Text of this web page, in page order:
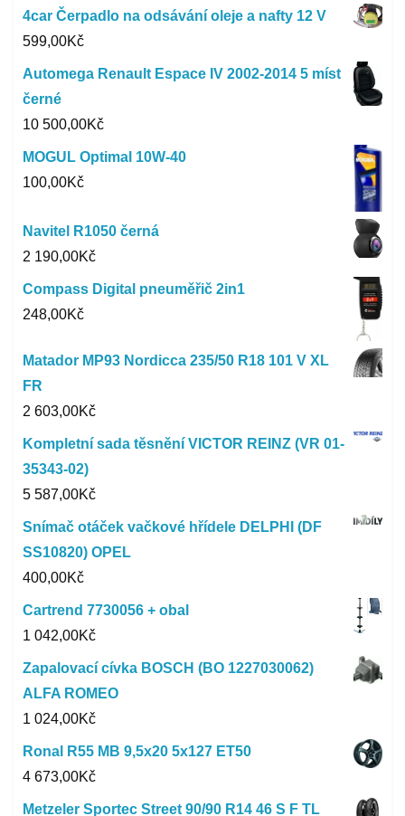
4car Čerpadlo na odsávání oleje a nafty 12 V
599,00Kč
Automega Renault Espace IV 2002-2014 5 míst
černé
10 500,00Kč
MOGUL Optimal 10W-40
100,00Kč
Navitel R1050 černá
2 190,00Kč
Compass Digital pneuměřič 2in1
248,00Kč
Matador MP93 Nordicca 235/50 R18 101 V XL
FR
2 603,00Kč
Kompletní sada těsnění VICTOR REINZ (VR 01-
35343-02)
5 587,00Kč
Snímač otáček vačkové hřídele DELPHI (DF
SS10820) OPEL
400,00Kč
Cartrend 7730056 + obal
1 042,00Kč
Zapalovací cívka BOSCH (BO 1227030062)
ALFA ROMEO
1 024,00Kč
Ronal R55 MB 9,5x20 5x127 ET50
4 673,00Kč
Metzeler Sportec Street 90/90 R14 46 S F TL